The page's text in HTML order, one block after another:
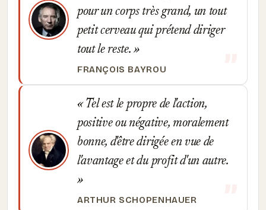
pour un corps très grand, un tout
petit cerveau qui prétend diriger
tout le reste.
FRANÇOIS BAYROU
Tel est le propre de l'action,
positive ou négative, moralement
bonne, d'être dirigée en vue de
l'avantage et du profit d'un autre.
ARTHUR SCHOPENHAUER